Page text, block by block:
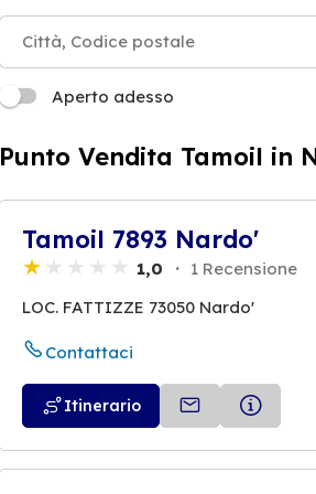
Aperto adesso
Punto Vendita Tamoil in
Tamoil 7893 Nardo'
1,0
1 Recensione
LOC. FATTIZZE 73050 Nardo'
Contattaci
Itinerario